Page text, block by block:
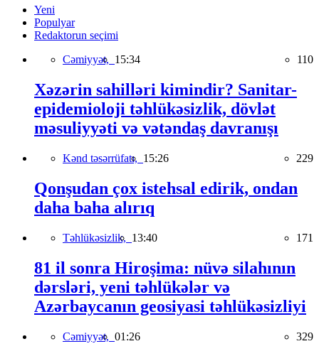
Yeni
Populyar
Redaktorun seçimi
Cəmiyyət, 15:34 110
Xəzərin sahilləri kimindir? Sanitar-
epidemioloji təhlükəsizlik, dövlət
məsuliyyəti və vətəndaş davranışı
Kənd təsərrüfatı, 15:26 229
Qonşudan çox istehsal edirik, ondan
daha baha alırıq
Təhlükəsizlik, 13:40 171
81 il sonra Hiroşima: nüvə silahının
dərsləri, yeni təhlükələr və
Azərbaycanın geosiyasi təhlükəsizliyi
Cəmiyyət, 01:26 329